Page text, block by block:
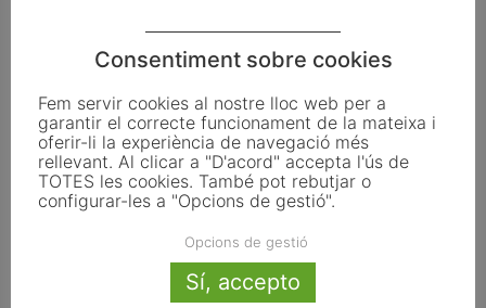
Consentiment sobre cookies
Fem servir cookies al nostre lloc web per a
garantir el correcte funcionament de la mateixa i
oferir-li la experiència de navegació més
rellevant. Al clicar a "D'acord" accepta l'ús de
TOTES les cookies. També pot rebutjar o
configurar-les a "Opcions de gestió".
Opcions de gestió
Sí, accepto